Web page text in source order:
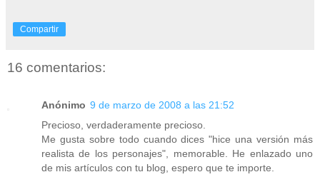
Compartir
16 comentarios:
Anónimo 9 de marzo de 2008 a las 21:52
Precioso, verdaderamente precioso.
Me gusta sobre todo cuando dices "hice una versión más
realista de los personajes", memorable. He enlazado uno
de mis artículos con tu blog, espero que te importe.